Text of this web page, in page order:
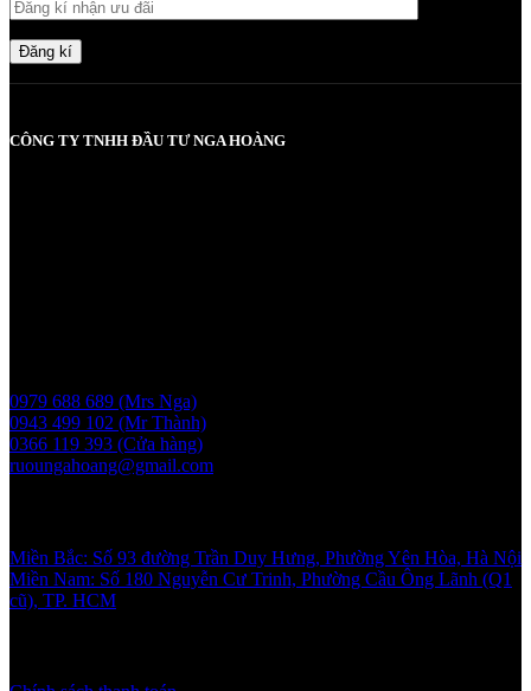
Đăng kí
CÔNG TY TNHH ĐẦU TƯ NGA HOÀNG
0979 688 689 (Mrs Nga)
0943 499 102 (Mr Thành)
0366 119 393 (Cửa hàng)
ruoungahoang@gmail.com
Miền Bắc: Số 93 đường Trần Duy Hưng, Phường Yên Hòa, Hà Nội
Miền Nam: Số 180 Nguyễn Cư Trinh, Phường Cầu Ông Lãnh (Q1
cũ), TP. HCM